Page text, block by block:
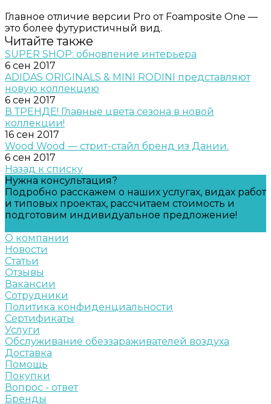
Главное отличие версии Pro от Foamposite One —
это более футуристичный вид.
Читайте также
SUPER SHOP: обновление интерьера
6 сен 2017
ADIDAS ORIGINALS & MINI RODINI представляют
новую коллекцию
6 сен 2017
В ТРЕНДЕ! Главные цвета сезона в новой
коллекции!
16 сен 2017
Wood Wood — стрит-стайл бренд из Дании.
6 сен 2017
Назад к списку
Нужна консультация?
Подробно расскажем о наших услугах, видах работ
и типовых проектах, рассчитаем стоимость и
подготовим индивидуальное предложение!
О компании
Новости
Статьи
Отзывы
Вакансии
Сотрудники
Политика конфиденциальности
Сертификаты
Услуги
Обслуживание обеззараживателей воздуха
Доставка
Помощь
Покупки
Вопрос - ответ
Бренды